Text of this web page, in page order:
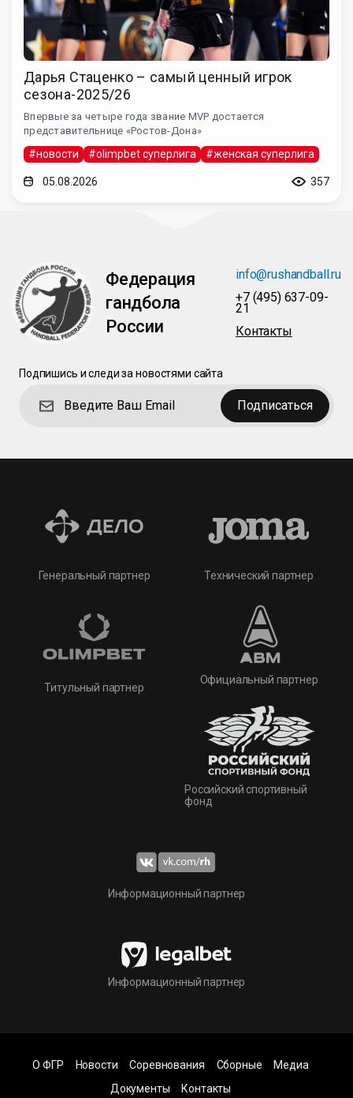
Дарья Стаценко – самый ценный игрок
сезона-2025/26
Впервые за четыре года звание MVP достается
представительнице «Ростов-Дона»
#новости #olimpbet суперлига #женская суперлига
05.08.2026 357
Федерация
гандбола
России
info@rushandball.ru
+7 (495) 637-09-
21
Контакты
Подпишись и следи за новостями сайта
Подписаться
Генеральный партнер
Титульный партнер
Технический партнер
Официальный партнер
Российский спортивный
фонд
Информационный партнер
Информационный партнер
О ФГР Новости Соревнования Сборные
Медиа
Документы
Контакты